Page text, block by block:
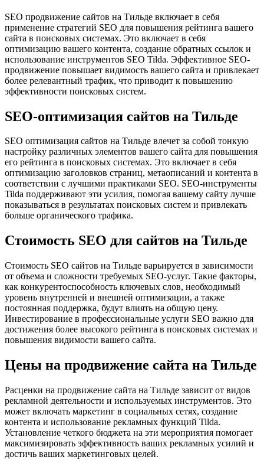
SEO продвижение сайтов на Тильде включает в себя
применение стратегий SEO для повышения рейтинга вашего
сайта в поисковых системах. Это включает в себя
оптимизацию вашего контента, создание обратных ссылок и
использование инструментов SEO Tilda. Эффективное SEO-
продвижение повышает видимость вашего сайта и привлекает
более релевантный трафик, что приводит к повышению
эффективности поисковых систем.
SEO-оптимизация сайтов на Тильде
SEO оптимизация сайтов на Тильде влечет за собой тонкую
настройку различных элементов вашего сайта для повышения
его рейтинга в поисковых системах. Это включает в себя
оптимизацию заголовков страниц, метаописаний и контента в
соответствии с лучшими практиками SEO. SEO-инструменты
Tilda поддерживают эти усилия, помогая вашему сайту лучше
показываться в результатах поисковых систем и привлекать
больше органического трафика.
Стоимость SEO для сайтов на Тильде
Стоимость SEO сайтов на Тильде варьируется в зависимости
от объема и сложности требуемых SEO-услуг. Такие факторы,
как конкурентоспособность ключевых слов, необходимый
уровень внутренней и внешней оптимизации, а также
постоянная поддержка, будут влиять на общую цену.
Инвестирование в профессиональные услуги SEO важно для
достижения более высокого рейтинга в поисковых системах и
повышения видимости вашего сайта.
Цены на продвижение сайта на Тильде
Расценки на продвижение сайта на Тильде зависит от видов
рекламной деятельности и используемых инструментов. Это
может включать маркетинг в социальных сетях, создание
контента и использование рекламных функций Tilda.
Установление четкого бюджета на эти мероприятия помогает
максимизировать эффективность ваших рекламных усилий и
достичь ваших маркетинговых целей.